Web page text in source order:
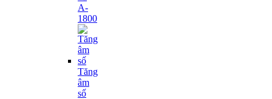
A-
1800
Tăng
âm
số